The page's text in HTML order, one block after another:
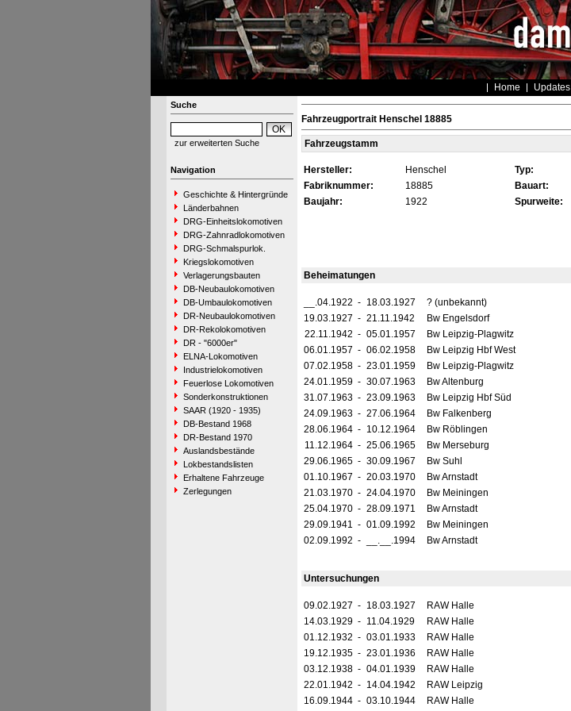
Home Updates
Suche
zur erweiterten Suche
Navigation
Geschichte & Hintergründe
Länderbahnen
DRG-Einheitslokomotiven
DRG-Zahnradlokomotiven
DRG-Schmalspurlok.
Kriegslokomotiven
Verlagerungsbauten
DB-Neubaulokomotiven
DB-Umbaulokomotiven
DR-Neubaulokomotiven
DR-Rekolokomotiven
DR - "6000er"
ELNA-Lokomotiven
Industrielokomotiven
Feuerlose Lokomotiven
Sonderkonstruktionen
SAAR (1920 - 1935)
DB-Bestand 1968
DR-Bestand 1970
Auslandsbestände
Lokbestandslisten
Erhaltene Fahrzeuge
Zerlegungen
Fahrzeugportrait Henschel 18885
Fahrzeugstamm
Hersteller: Henschel Typ:
Fabriknummer:
18885 Bauart:
Baujahr:
1922 Spurweite:
Beheimatungen
__.04.1922 - 18.03.1927
? (unbekannt)
19.03.1927 - 21.11.1942
Bw Engelsdorf
22.11.1942 - 05.01.1957
Bw Leipzig-Plagwitz
06.01.1957 - 06.02.1958
Bw Leipzig Hbf West
07.02.1958 - 23.01.1959
Bw Leipzig-Plagwitz
24.01.1959 - 30.07.1963
Bw Altenburg
31.07.1963 - 23.09.1963
Bw Leipzig Hbf Süd
24.09.1963 - 27.06.1964
Bw Falkenberg
28.06.1964 - 10.12.1964
Bw Röblingen
11.12.1964 - 25.06.1965
Bw Merseburg
29.06.1965 - 30.09.1967
Bw Suhl
01.10.1967 - 20.03.1970
Bw Arnstadt
21.03.1970 - 24.04.1970
Bw Meiningen
25.04.1970 - 28.09.1971
Bw Arnstadt
29.09.1941 - 01.09.1992
Bw Meiningen
02.09.1992 - __.__.1994 Bw Arnstadt
Untersuchungen
09.02.1927 - 18.03.1927 RAW Halle
14.03.1929 - 11.04.1929 RAW Halle
01.12.1932 - 03.01.1933 RAW Halle
19.12.1935 - 23.01.1936 RAW Halle
03.12.1938 - 04.01.1939 RAW Halle
22.01.1942 - 14.04.1942 RAW Leipzig
16.09.1944 - 03.10.1944 RAW Halle